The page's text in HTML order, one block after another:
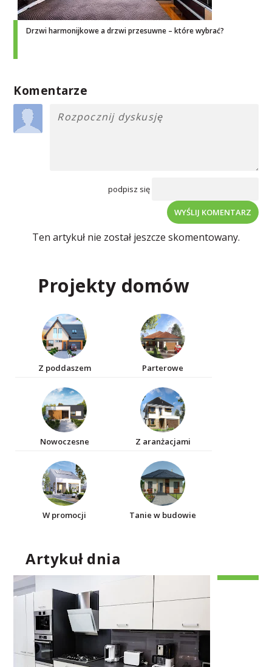
Drzwi harmonijkowe a drzwi przesuwne – które wybrać?
Komentarze
podpisz się
WYŚLIJ KOMENTARZ
Ten artykuł nie został jeszcze skomentowany.
Projekty domów
Z poddaszem Parterowe
Nowoczesne Z aranżacjami
W promocji Tanie w budowie
Artykuł dnia